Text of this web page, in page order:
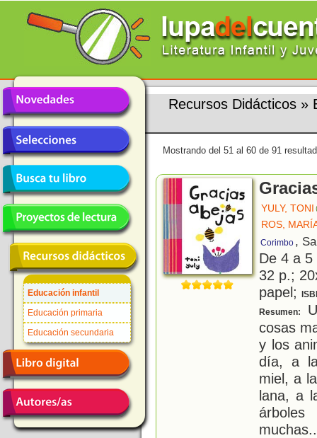
Educación infantil
Educación primaria
Educación secundaria
Recursos Didácticos »
Mostrando del 51 al 60 de 91
YULY, TONI
ROS,
Corimbo ,
De 4 a
32 p.;
papel;
Resumen:
cosas
y los
día, a
miel, a
lana, a
muchas